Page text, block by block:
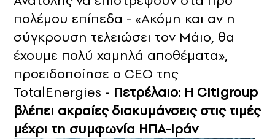
πολέμου επίπεδα - «Ακόμη και αν η
σύγκρουση τελειώσει τον Μάιο, θα
έχουμε πολύ χαμηλά αποθέματα»,
προειδοποίησε ο CEO της
TotalEnergies - Πετρέλαιο: Η Citigroup
βλέπει ακραίες διακυμάνσεις στις τιμές
μέχρι τη συμφωνία ΗΠΑ-Ιράν